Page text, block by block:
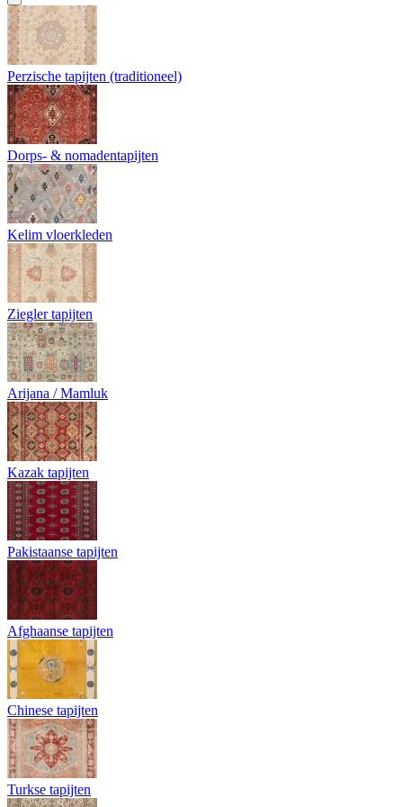
Perzische tapijten (traditioneel)
Dorps- & nomadentapijten
Kelim vloerkleden
Ziegler tapijten
Arijana / Mamluk
Kazak tapijten
Pakistaanse tapijten
Afghaanse tapijten
Chinese tapijten
Turkse tapijten